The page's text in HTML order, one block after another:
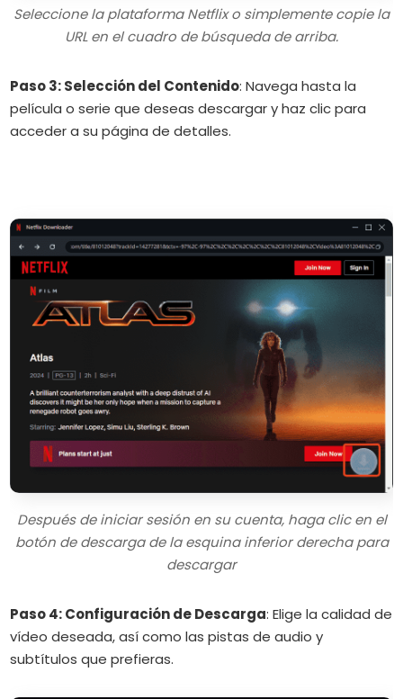
Seleccione la plataforma Netflix o simplemente copie la
URL en el cuadro de búsqueda de arriba.
Paso 3: Selección del Contenido:Navega hasta la
película o serie que deseas descargar y haz clic para
acceder a su página de detalles.
Después de iniciar sesión en su cuenta, haga clic en el
botón de descarga de la esquina inferior derecha para
descargar
Paso 4: Configuración de Descarga:Elige la calidad de
vídeo deseada, así como las pistas de audio y
subtítulos que prefieras.